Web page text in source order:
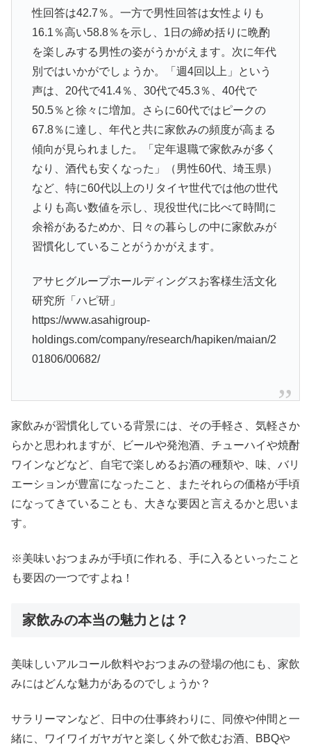
性回答は42.7％。一方で男性回答は女性よりも
16.1％高い58.8％を示し、1日の締め括りに晩酌
を楽しみする男性の姿がうかがえます。次に年代
別ではいかがでしょうか。「週4回以上」という
声は、20代で41.4％、30代で45.3％、40代で
50.5％と徐々に増加。さらに60代ではピークの
67.8％に達し、年代と共に家飲みの頻度が高まる
傾向が見られました。「定年退職で家飲みが多く
なり、酒代も安くなった」（男性60代、埼玉県）
など、特に60代以上のリタイヤ世代では他の世代
よりも高い数値を示し、現役世代に比べて時間に
余裕があるためか、日々の暮らしの中に家飲みが
習慣化していることがうかがえます。
アサヒグループホールディングスお客様生活文化
研究所「ハピ研」
https://www.asahigroup-
holdings.com/company/research/hapiken/maian/2
01806/00682/
家飲みが習慣化している背景には、その手軽さ、気軽さか
らかと思われますが、ビールや発泡酒、チューハイや焼酎
ワインなどなど、自宅で楽しめるお酒の種類や、味、バリ
エーションが豊富になったこと、またそれらの価格が手頃
になってきていることも、大きな要因と言えるかと思いま
す。
※美味いおつまみが手頃に作れる、手に入るといったこと
も要因の一つですよね！
家飲みの本当の魅力とは？
美味しいアルコール飲料やおつまみの登場の他にも、家飲
みにはどんな魅力があるのでしょうか？
サラリーマンなど、日中の仕事終わりに、同僚や仲間と一
緒に、ワイワイガヤガヤと楽しく外で飲むお酒、BBQや